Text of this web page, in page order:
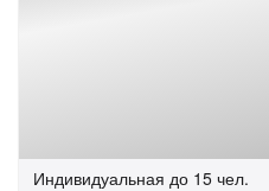
Индивидуальная до 15 чел.